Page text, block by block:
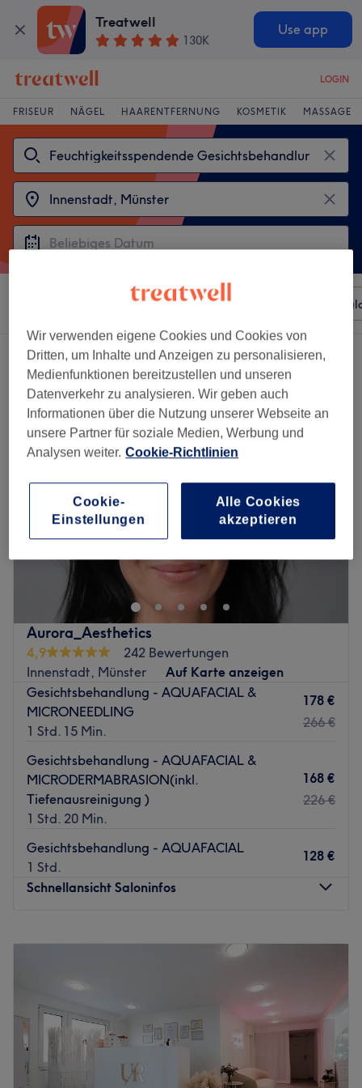
Treatwell
130K
Use app
LOGIN
FRISEUR NÄGEL HAARENTFERNUNG KOSMETIK MASSAGE
Beliebiger Preis
2 Salons die anbieten:
feuchtigkeitsspendende gesichtsbehandlung in der Nähe von
Innenstadt, Münster
Aurora_Aesthetics
4,9
242 Bewertungen
Innenstadt, Münster
Auf Karte anzeigen
Gesichtsbehandlung - AQUAFACIAL &
MICRONEEDLING
1 Std. 15 Min.
178 €
266 €
Gesichtsbehandlung - AQUAFACIAL &
MICRODERMABRASION(inkl.
Tiefenausreinigung )
1 Std. 20 Min.
168 €
226 €
Gesichtsbehandlung - AQUAFACIAL
1 Std.
128 €
Schnellansicht Saloninfos
08:00
Donnerstag
08:00
Freitag
08:00
Samstag
08:00
19:00
Sonntag
Geschlossen
Wir verwenden eigene Cookies und Cookies von
Dritten, um Inhalte und Anzeigen zu personalisieren,
Medienfunktionen bereitzustellen und unseren
Datenverkehr zu analysieren. Wir geben auch
Informationen über die Nutzung unserer Webseite an
unsere Partner für soziale Medien, Werbung und
Analysen weiter. Cookie-Richtlinien
Cookie-
Einstellungen
Alle Cookies
akzeptieren